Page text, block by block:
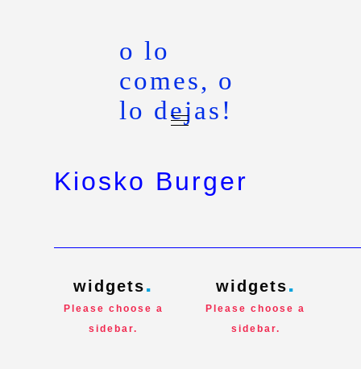
o lo
comes, o
lo dejas!
Kiosko Burger
widgets
Please choose a
sidebar.
widgets
Please choose a
sidebar.